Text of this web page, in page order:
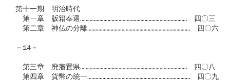
第十一期　明治時代
第一章　版籍奉還……………………………………………………………………　四〇三
第二章　神仏の分離…………………………………………………………………　四〇六
－14－
第三章　廃藩置県……………………………………………………………………　四〇八
第四章　貨幣の統一…………………………………………………………………　四〇九